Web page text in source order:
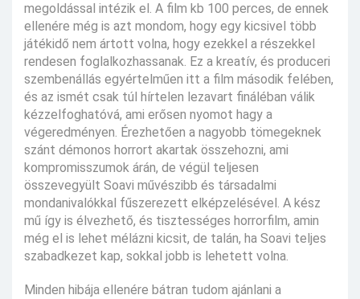
megoldással intézik el. A film kb 100 perces, de ennek
ellenére még is azt mondom, hogy egy kicsivel több
játékidő nem ártott volna, hogy ezekkel a részekkel
rendesen foglalkozhassanak. Ez a kreatív, és produceri
szembenállás egyértelműen itt a film második felében,
és az ismét csak túl hírtelen lezavart fináléban válik
kézzelfoghatóvá, ami erősen nyomot hagy a
végeredményen. Érezhetően a nagyobb tömegeknek
szánt démonos horrort akartak összehozni, ami
kompromisszumok árán, de végül teljesen
összevegyült Soavi művészibb és társadalmi
mondanivalókkal fűszerezett elképzelésével. A kész
mű így is élvezhető, és tisztességes horrorfilm, amin
még el is lehet mélázni kicsit, de talán, ha Soavi teljes
szabadkezet kap, sokkal jobb is lehetett volna.
Minden hibája ellenére bátran tudom ajánlani a